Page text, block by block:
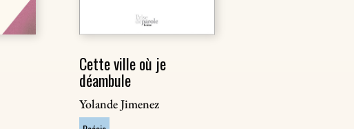
Cette ville où je
déambule
Yolande Jimenez